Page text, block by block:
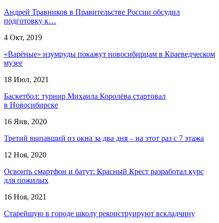
Андрей Травников в Правительстве России обсудил
подготовку к…
4 Окт, 2019
«Варёные» изумруды покажут новосибирцам в Краеведческом
музее
18 Июл, 2021
Баскетбол: турнир Михаила Королёва стартовал
в Новосибирске
16 Янв, 2020
Третий выпавший из окна за два дня – на этот раз с 7 этажа
12 Ноя, 2020
Освоить смартфон и батут: Красный Крест разработал курс
для пожилых
16 Ноя, 2021
Старейшую в городе школу реконструируют вскладчину